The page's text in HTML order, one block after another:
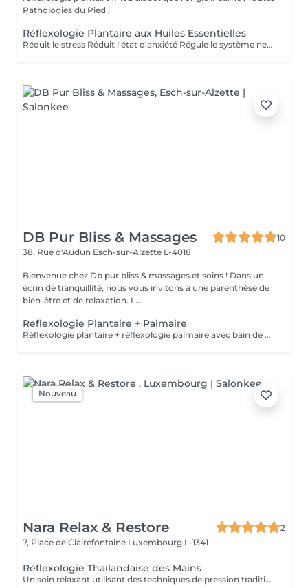
Pathologies du Pied .
Réflexologie Plantaire aux Huiles Essentielles
Réduit le stress Réduit l'état d'anxiété Régule le système nerveux et hormonal Soulagé les tensions Soulagé la douleur Active la circulation sanguine et lymphatique Aide à la récupération post opératoire Revitalisé les énergies Aide à l'élimination des toxines, toxiques et cristaux d'acide urique Favorise la relaxation général Améliorer la qualité du sommeil Améliorer le système immunitaire
DB Pur Bliss & Massages
10
38, Rue d'Audun Esch-sur-Alzette L-4018
Bienvenue chez Db pur bliss & massages et soins ! Dans un
écrin de tranquillité, nous vous invitons à une parenthèse de
bien-être et de relaxation. L...
Reflexologie Plantaire + Palmaire
Réflexologie plantaire + réflexologie palmaire avec bain de pieds
Nouveau
Nara Relax & Restore
2
7, Place de Clairefontaine Luxembourg L-1341
Réflexologie Thaïlandaise des Mains
Un soin relaxant utilisant des techniques de pression traditionnelles appliquées à des points spécifiques des mains. Idéal pour les mains fatiguées ou sollicitées au quotidien, notamment lors d'un usage fréquent de l'ordinateur, de l'écriture ou des appareils mobiles.